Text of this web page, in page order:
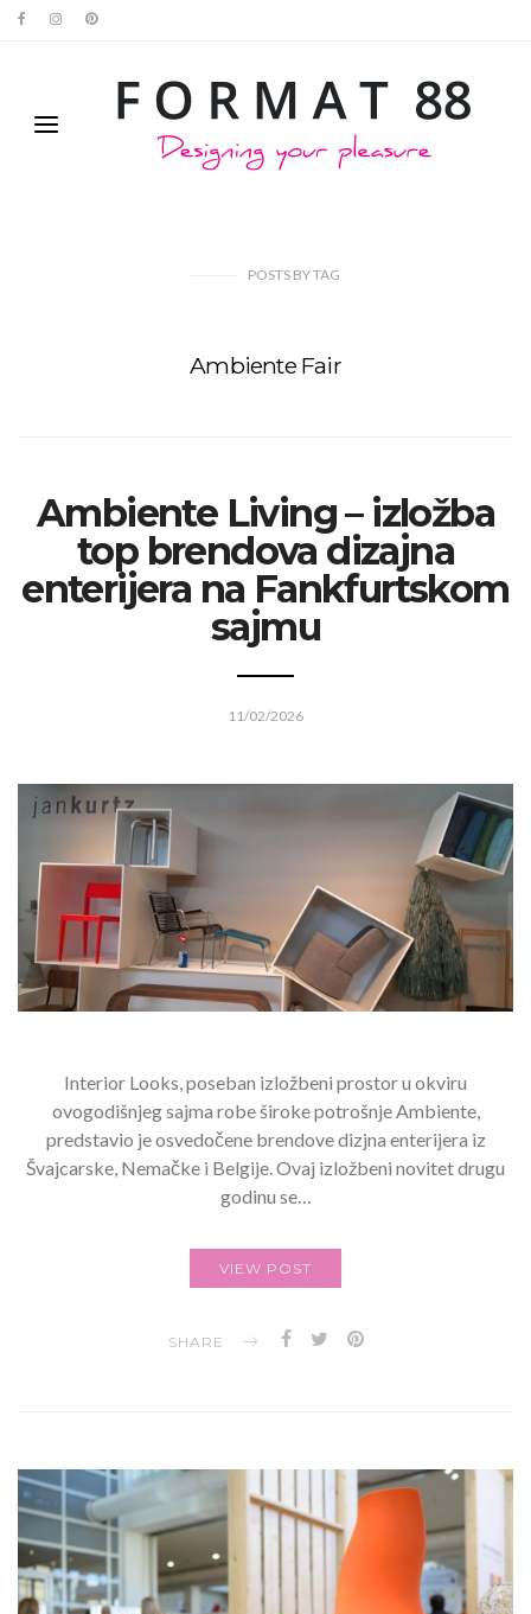
POSTS BYTAG
Ambiente Fair
Ambiente Living – izložba
top brendova dizajna
enterijera na Fankfurtskom
sajmu
11/02/2026
Interior Looks, poseban izložbeni prostor u okviru
ovogodišnjeg sajma robe široke potrošnje Ambiente,
predstavio je osvedočene brendove dizjna enterijera iz
Švajcarske, Nemačke i Belgije. Ovaj izložbeni novitet drugu
godinu se…
VIEW POST
SHARE